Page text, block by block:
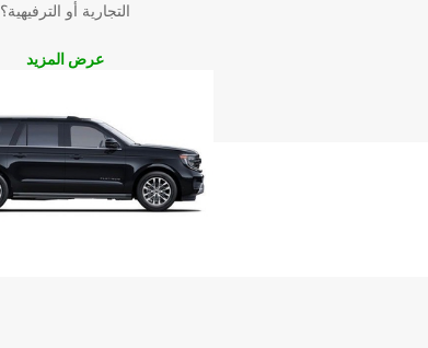
التجارية أو الترفيهية؟
عرض المزيد